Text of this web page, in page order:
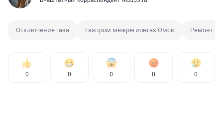
Отключение газа Газпром межрегионгаз Омск Ремонт
0 0 0 0 0